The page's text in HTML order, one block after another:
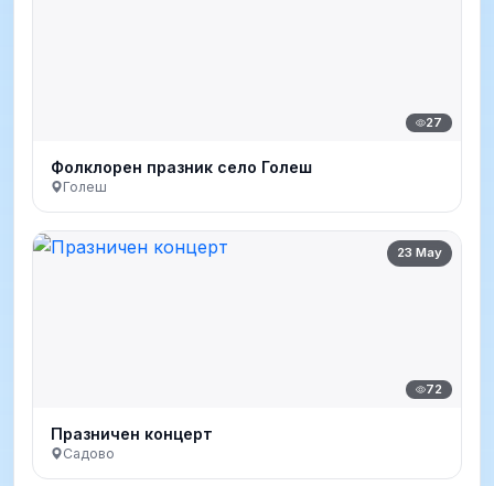
27
Фолклорен празник село Голеш
Голеш
23 May
72
Празничен концерт
Садово